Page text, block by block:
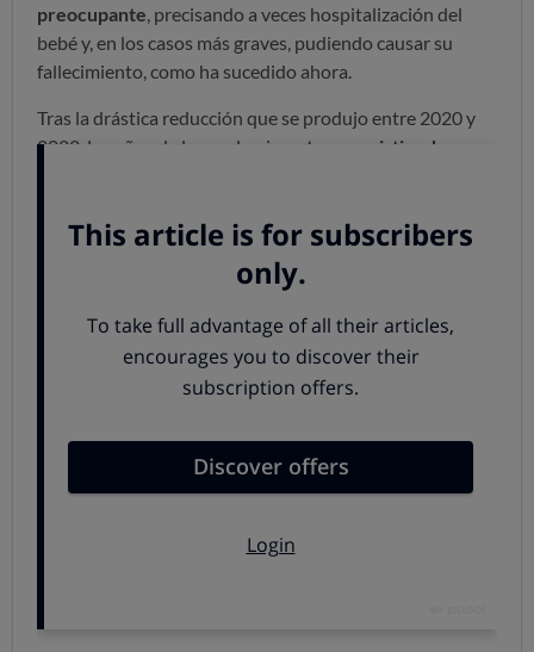
preocupante , precisando a veces hospitalización del
bebé y, en los casos más graves, pudiendo causar su
fallecimiento, como ha sucedido ahora.
Tras la drástica reducción que se produjo entre 2020 y
2022, los años de la pandemia,
estamos asistiendo a un
hospitalización. La única defunción fue la del recién
Los síntomas iniciales de la tosferina sonlos mismos de
, con congestión nasal, moqueo,
estornudos y a veces tos y ­fiebre. Tras una o dos
hecho, durante varias semanas. Estos accesos de tos
pueden hacer que el niño tenga que hacer un esfuerzo
que se conoce como “gallo inspiratorio”. No obstante,
riesgo.